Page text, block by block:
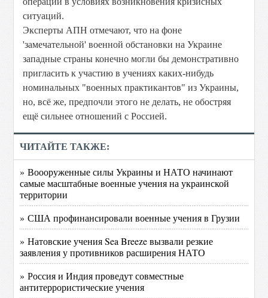
ситуаций.
Эксперты АПН отмечают, что на фоне
'замечательной' военной обстановки на Украине
западные страны конечно могли бы демонстративно
пригласить к участию в учениях каких-нибудь
номинальных "военных практикантов" из Украины,
но, всё же, предпочли этого не делать, не обостряя
ещё сильнее отношений с Россией.
ЧИТАЙТЕ ТАКЖЕ:
» Воооруженные силы Украины и НАТО начинают
самые масштабные военные учения на украинской
территории
» США профинансировали военные учения в Грузии
» Натовские учения Sea Breeze вызвали резкие
заявления у противников расширения НАТО
» Россия и Индия проведут совместные
антитеррористические учения